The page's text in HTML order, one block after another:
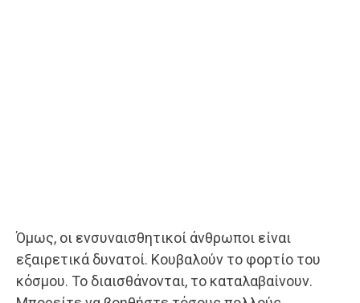
Όμως, οι ενσυναισθητικοί άνθρωποι είναι
εξαιρετικά δυνατοί. Κουβαλούν το φορτίο του
κόσμου. Το διαισθάνονται, το καταλαβαίνουν.